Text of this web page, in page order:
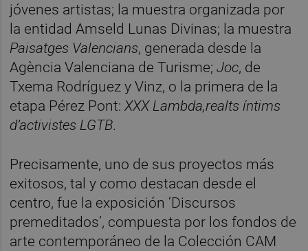
jóvenes artistas; la muestra organizada por
la entidad Amseld Lunas Divinas; la muestra
Paisatges Valencians, generada desde la
Agència Valenciana de Turisme;Joc, de
Txema Rodríguez y Vinz, o la primera de la
etapa Pérez Pont:XXX Lambda,realts íntims
d’activistes LGTB.
Precisamente, uno de sus proyectos más
exitosos, tal y como destacan desde el
centro, fue la exposición ‘Discursos
premeditados’, compuesta por los fondos de
arte contemporáneo de la Colección CAM